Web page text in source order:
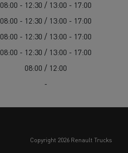
08:00 - 12:30 / 13:00 - 17:00
08:00 - 12:30 / 13:00 - 17:00
08:00 - 12:30 / 13:00 - 17:00
08:00 - 12:30 / 13:00 - 17:00
08:00 / 12:00
-
copyright 2026 Renault Trucks